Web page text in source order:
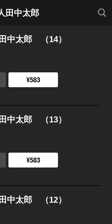
田中太郎
検索
中太郎 （14）
¥583
中太郎 （13）
¥583
中太郎 （12）